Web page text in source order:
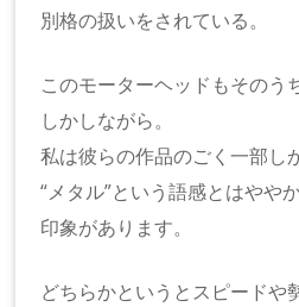
別格の扱いをされている。
このモーターヘッドもそのう
しかしながら。
私は彼らの作品のごく一部し
“メタル”という語感とはやや
印象があります。
どちらかというとスピードや